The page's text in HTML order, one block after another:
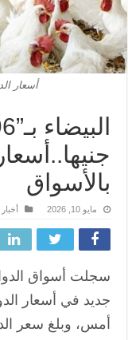
أسعار
بالأسواق
مايو 10, 2026
سجلت أسواق
جديد في أسعار